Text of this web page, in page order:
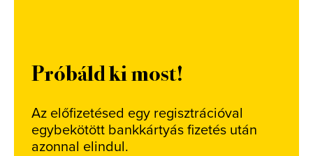
Próbáld ki most!
Az előfizetésed egy regisztrációval
egybekötött bankkártyás fizetés után
azonnal elindul.